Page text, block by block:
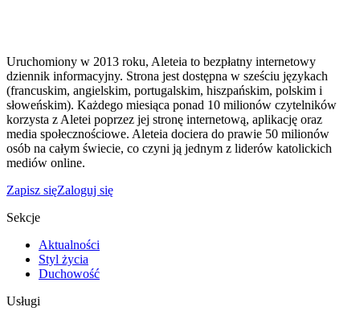
Uruchomiony w 2013 roku, Aleteia to bezpłatny internetowy
dziennik informacyjny. Strona jest dostępna w sześciu językach
(francuskim, angielskim, portugalskim, hiszpańskim, polskim i
słoweńskim). Każdego miesiąca ponad 10 milionów czytelników
korzysta z Aletei poprzez jej stronę internetową, aplikację oraz
media społecznościowe. Aleteia dociera do prawie 50 milionów
osób na całym świecie, co czyni ją jednym z liderów katolickich
mediów online.
Zapisz sięZaloguj się
Sekcje
Aktualności
Styl życia
Duchowość
Usługi